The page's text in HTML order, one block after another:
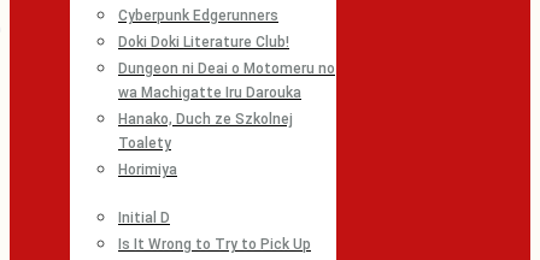
Cyberpunk Edgerunners
Doki Doki Literature Club!
Dungeon ni Deai o Motomeru no
wa Machigatte Iru Darouka
Hanako, Duch ze Szkolnej
Toalety
Horimiya
Initial D
Is It Wrong to Try to Pick Up